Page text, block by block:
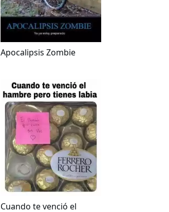
Apocalipsis Zombie
Cuando te venció el